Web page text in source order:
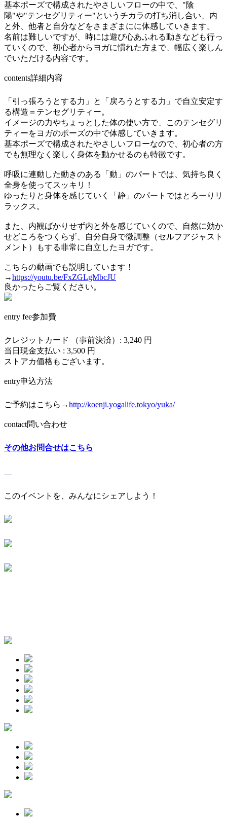
基本ポーズで構成されたやさしいフローの中で、"陰
陽"や"テンセグリティー"というチカラの打ち消し合い、内
と外、他者と自分などをさまざまにに体感していきます。
名前は難しいですが、時には遊び心あふれる動きなども行っ
ていくので、初心者からヨガに慣れた方まで、幅広く楽しん
でいただける内容です。
contents詳細内容
「引っ張ろうとする力」と「戻ろうとする力」で自立安定す
る構造＝テンセグリティー。
イメージの力やちょっとした体の使い方で、このテンセグリ
ティーをヨガのポーズの中で体感していきます。
基本ポーズで構成されたやさしいフローなので、初心者の方
でも無理なく楽しく身体を動かせるのも特徴です。
呼吸に連動した動きのある「動」のパートでは、気持ち良く
全身を使ってスッキリ！
ゆったりと身体を感じていく「静」のパートではとろーりリ
ラックス。
また、内観ばかりせず内と外を感じていくので、自然に効か
せどころをつくらず、自分自身で微調整（セルフアジャスト
メント）もする非常に自立したヨガです。
こちらの動画でも説明しています！
→https://youtu.be/FxZGLgMbcJU
良かったらご覧ください。
entry fee参加費
クレジットカード （事前決済）: 3,240 円
当日現金支払い : 3,500 円
ストアカ価格もございます。
entry申込方法
ご予約はこちら→http://koenji.yogalife.tokyo/yuka/
contact問い合わせ
その他お問合せはこちら
このイベントを、みんなにシェアしよう！